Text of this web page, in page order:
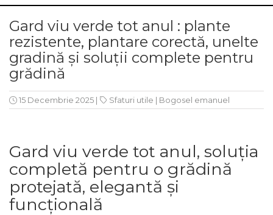
Gard viu verde tot anul : plante
rezistente, plantare corectă, unelte
gradină și soluții complete pentru
grădină
15 Decembrie 2025 | Sfaturi utile | Bogosel emanuel
Gard viu verde tot anul, soluția
completă pentru o grădină
protejată, elegantă și
funcțională